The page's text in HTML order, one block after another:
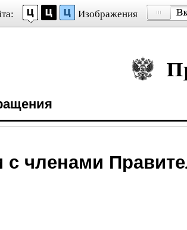
Изображения
с членами